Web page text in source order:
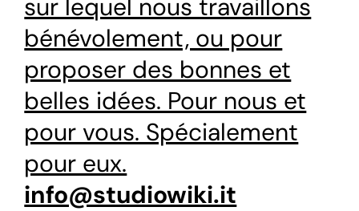
sur lequel nous travaillons
bénévolement, ou pour
proposer des bonnes et
belles idées. Pour nous et
pour vous. Spécialement
pour eux.
info@studiowiki.it